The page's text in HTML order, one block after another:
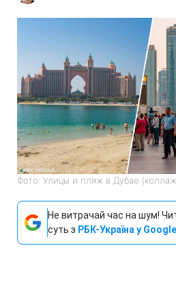
Фото: Улицы и пляж в Дубае
Не витрачай час на шум!
суть з РБК-Україна у Google